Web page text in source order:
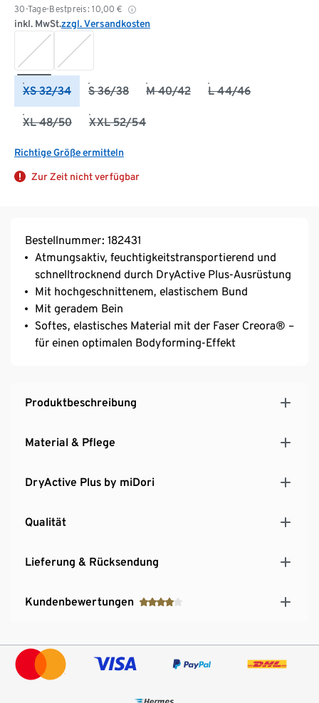
30-Tage-Bestpreis: 10,00 €
inkl. MwSt.zzgl. Versandkosten
XS 32/34 S 36/38 M 40/42 L 44/46
XL 48/50 XXL 52/54
Richtige Größe ermitteln
Zur Zeit nicht verfügbar
Bestellnummer: 182431
Atmungsaktiv, feuchtigkeitstransportierend und
schnelltrocknend durch DryActive Plus-Ausrüstung
Mit hochgeschnittenem, elastischem Bund
Mit geradem Bein
Softes, elastisches Material mit der Faser Creora® –
für einen optimalen Bodyforming-Effekt
Produktbeschreibung
Material & Pflege
DryActive Plus by miDori
Qualität
Lieferung & Rücksendung
Kundenbewertungen